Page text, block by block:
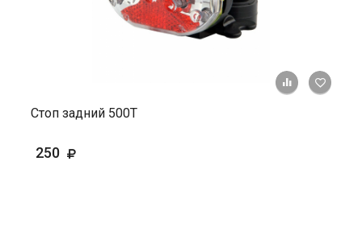
+ К
Стоп задний 500Т
250